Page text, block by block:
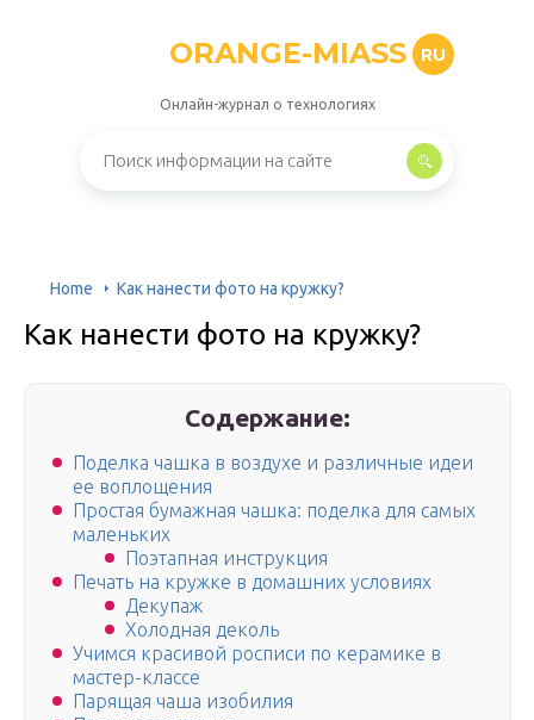
ORANGE-MIASS RU
Онлайн-журнал о технологиях
Home Как нанести фото на кружку?
Как нанести фото на кружку?
Содержание:
Поделка чашка в воздухе и различные идеи
ее воплощения
Простая бумажная чашка: поделка для самых
маленьких
Поэтапная инструкция
Печать на кружке в домашних условиях
Декупаж
Холодная деколь
Учимся красивой росписи по керамике в
мастер-классе
Парящая чаша изобилия